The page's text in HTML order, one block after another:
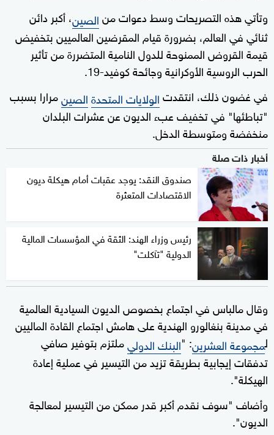
وتأتي هذه التصريحات وسط دعوات منالصين، أكبر دائن
ثنائي في العالم، بضرورة قيام المقرضين العالميين بتخفيض
قيمة القروض الممنوحة للدول النامية المتضررة من تأثير
الحرب الروسية الأوكرانية وجائحة كوفيد-19.
في غضون ذلك، انتقدتالولايات المتحدةالصينمرارا بسبب
"تباطئها" في تخفيف عبء الديون عن عشرات البلدان
منخفضة ومتوسطة الدخل.
أخبار ذات صلة
صندوق النقد: يوجد عقبات أمام هيكلة ديون
الاقتصادات المتعثرة
رئيس وزراء الهند: الثقة في المؤسسات المالية
الدولية "تآكلت"
وقال مالباس في اجتماع بخصوص الديون السيادية العالمية
في مدينة بنغالورو الهندية على هامش اجتماع القادة الماليين
لمجموعة العشرين: "البنك الدوليملتزم بتوفير صافي
تدفقات إيجابية بطريقة تزيد من التيسير في عملية إعادة
الهيكلة".
وأضاف "سوف نقدم أكبر قدر ممكن من التيسير لمعالجة
الديون".